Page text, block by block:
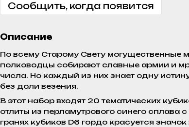
Сообщить, когда появится
Описание
По всему Старому Свету могущественные
полководцы собирают славные армии и
числа. Но каждый из них знает одну
без доли везения.
В этот набор входят 20 тематических
отлиты из перламутрового синего сплава
гранях кубиков D6 гордо красуется